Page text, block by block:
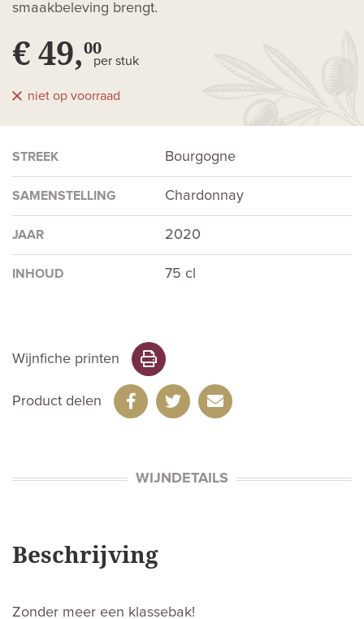
smaakbeleving brengt.
€ 49,00
per stuk
niet op voorraad
STREEK Bourgogne
SAMENSTELLING Chardonnay
JAAR 2020
INHOUD 75 cl
Wijnfiche printen
Product delen
WIJNDETAILS
Beschrijving
Zonder meer een klassebak!